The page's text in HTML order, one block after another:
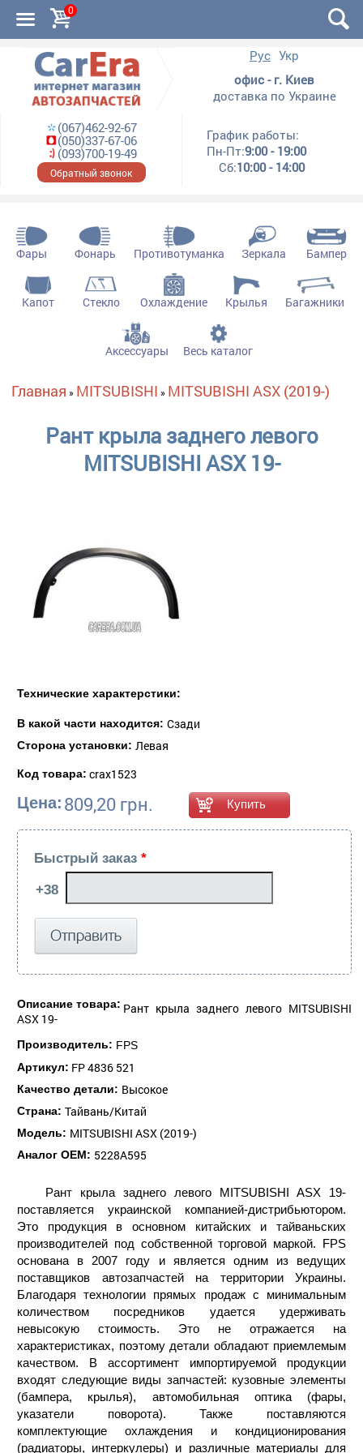
0
Рус Укр
офис - г. Киев
доставка по Украине
(067)462-92-67
(050)337-67-06
(093)700-19-49
Обратный звонок
График работы:
Пн-Пт:9:00 - 19:00
Сб:10:00 - 14:00
Фары Фонарь Противотуманка Зеркала Бампер
Капот Стекло Охлаждение Крылья Багажники
Аксессуары Весь каталог
Вы здесь
Главная » MITSUBISHI » MITSUBISHI ASX (2019-)
Рант крыла заднего левого
MITSUBISHI ASX 19-
Технические характерстики:
В какой части находится: Сзади
Сторона установки: Левая
Код товара: crax1523
Цена: 809,20 грн.
Быстрый заказ *
Описание товара: Рант крыла заднего левого MITSUBISHI
ASX 19-
Производитель: FPS
Артикул: FP 4836 521
Качество детали: Высокое
Страна: Тайвань/Китай
Модель: MITSUBISHI ASX (2019-)
Аналог ОЕМ: 5228A595
Рант крыла заднего левого MITSUBISHI ASX 19-
поставляется украинской компанией-дистрибьютором.
Это продукция в основном китайских и тайваньских
производителей под собственной торговой маркой. FPS
основана в 2007 году и является одним из ведущих
поставщиков автозапчастей на территории Украины.
Благодаря технологии прямых продаж с минимальным
количеством посредников удается удерживать
невысокую стоимость. Это не отражается на
характеристиках, поэтому детали обладают приемлемым
качеством. В ассортимент импортируемой продукции
входят следующие виды запчастей: кузовные элементы
(бампера, крылья), автомобильная оптика (фары,
указатели поворота). Также поставляются
комплектующие охлаждения и кондиционирования
(радиаторы, интеркулеры) и различные материалы для